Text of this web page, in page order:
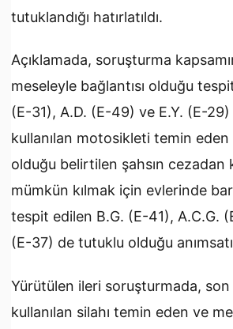
tutuklandığı hatırlatıldı.
Açıklamada, soruşturma
meseleyle bağlantısı olduğu
(E-31), A.D. (E-49) ve E.Y. (E-
kullanılan motosikleti temin eden
olduğu belirtilen şahsın cezadan
mümkün kılmak için evlerinde
tespit edilen B.G. (E-41), A.C.G.
(E-37) de tutuklu olduğu
Yürütülen ileri soruşturmada,
kullanılan silahı temin eden ve